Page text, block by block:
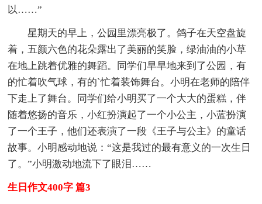
以……”
星期天的早上，公园里漂亮极了。鸽子在天空盘旋
着，五颜六色的花朵露出了美丽的笑脸，绿油油的小草
在地上跳着优雅的舞蹈。同学们早早地来到了公园，有
的忙着吹气球，有的`忙着装饰舞台。小明在老师的陪伴
下走上了舞台。同学们给小明买了一个大大的蛋糕，伴
随着悠扬的音乐，小红扮演起了一个小公主，小蓝扮演
了一个王子，他们还表演了一段《王子与公主》的童话
故事。小明感动地说：“这是我过的最有意义的一次生日
了。”小明激动地流下了眼泪……
生日作文400字 篇3